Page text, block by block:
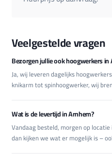
Veelgestelde vragen
Bezorgen jullie ook hoogwerkers in
Ja, wij leveren dagelijks
knikarm tot spinhoogwerker, wij
Wat is de levertijd in Arnhem?
Vandaag besteld, morgen op
dan kijken we wat er mogelijk is –